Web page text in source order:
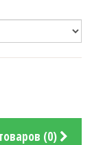
(0)